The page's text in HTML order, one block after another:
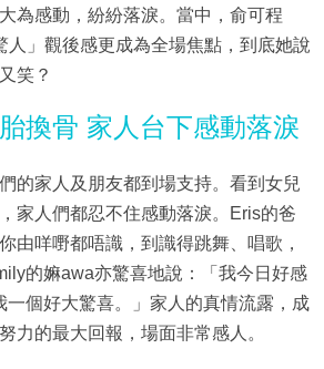
為感動，紛紛落淚。當中，俞可程
人」觀後感更成為全場焦點，到底她說
笑？
換骨 家人台下感動落淚
的家人及朋友都到場支持。看到女兒
家人們都忍不住感動落淚。Eris的爸
由咩嘢都唔識，到識得跳舞、唱歌，
的嫲awa亦驚喜地說：「我今日好感
一個好大驚喜。」家人的真情流露，成
力的最大回報，場面非常感人。